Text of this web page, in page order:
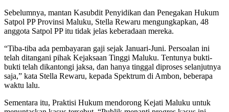
Sebelumnya, mantan Kasubdit Penyidikan dan Penegakan Hukum
Satpol PP Provinsi Maluku, Stella Rewaru mengungkapkan, 48
anggota Satpol PP itu tidak jelas keberadaan mereka.
“Tiba-tiba ada pembayaran gaji sejak Januari-Juni. Persoalan ini
telah ditangani pihak Kejaksaan Tinggi Maluku. Tentunya bukti-
bukti telah dikantongi jaksa, dan hanya tinggal diproses selanjutnya
saja,” kata Stella Rewaru, kepada Spektrum di Ambon, beberapa
waktu lalu.
Sementara itu, Praktisi Hukum mendorong Kejati Maluku untuk